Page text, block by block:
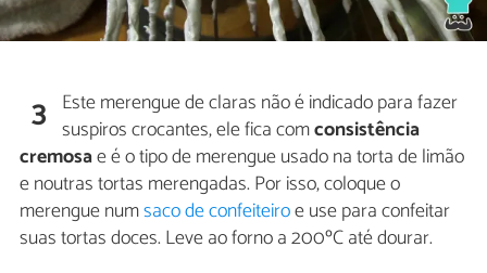
3 Este merengue de claras não é indicado para fazer
suspiros crocantes, ele fica comconsistência
cremosae é o tipo de merengue usado na torta de limão
e noutras tortas merengadas. Por isso, coloque o
merengue numsaco de confeiteiroe use para confeitar
suas tortas doces. Leve ao forno a 200ºC até dourar.